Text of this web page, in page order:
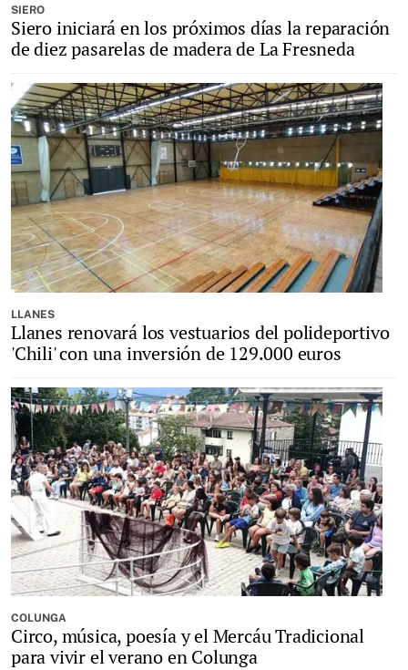
SIERO
Siero iniciará en los próximos días la reparación
de diez pasarelas de madera de La Fresneda
LLANES
Llanes renovará los vestuarios del polideportivo
'Chili' con una inversión de 129.000 euros
COLUNGA
Circo, música, poesía y el Mercáu Tradicional
para vivir el verano en Colunga